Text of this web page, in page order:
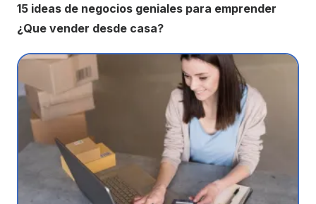
15 ideas de negocios geniales para emprender
¿Que vender desde casa?